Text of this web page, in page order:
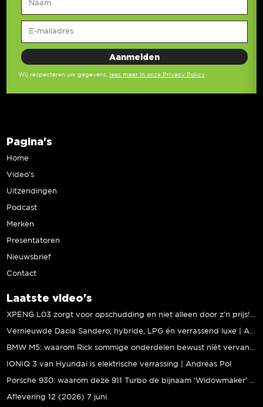
Wij respecteren uw gegevens, lees meer in onze Privacy Policy.
Pagina's
Home
Video’s
Uitzendingen
Podcast
Merken
Presentatoren
Nieuwsbrief
Contact
Laatste video's
XPENG L03 zorgt voor opschudding en niet alleen door z’n prijs! | Jeroen Mul
Vernieuwde Dacia Sandero; hybride, LPG én verrassend luxe | Andreas Pol
BMW M5: waarom Rick sommige onderdelen bewust níét vervangt | Stipt Polish Point
IONIQ 3 van Hyundai is elektrische verrassing | Andreas Pol
Porsche 930: waarom deze 911 Turbo de bijnaam ‘Widowmaker’ kreeg | Gallery Aaldering
Aflevering 12 (2026) 7 juni